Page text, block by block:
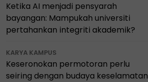
Ketika AI menjadi pensyarah
bayangan: Mampukah universiti
pertahankan integriti akademik?
KARYA KAMPUS
Keseronokan permotoran perlu
seiring dengan budaya keselamatan